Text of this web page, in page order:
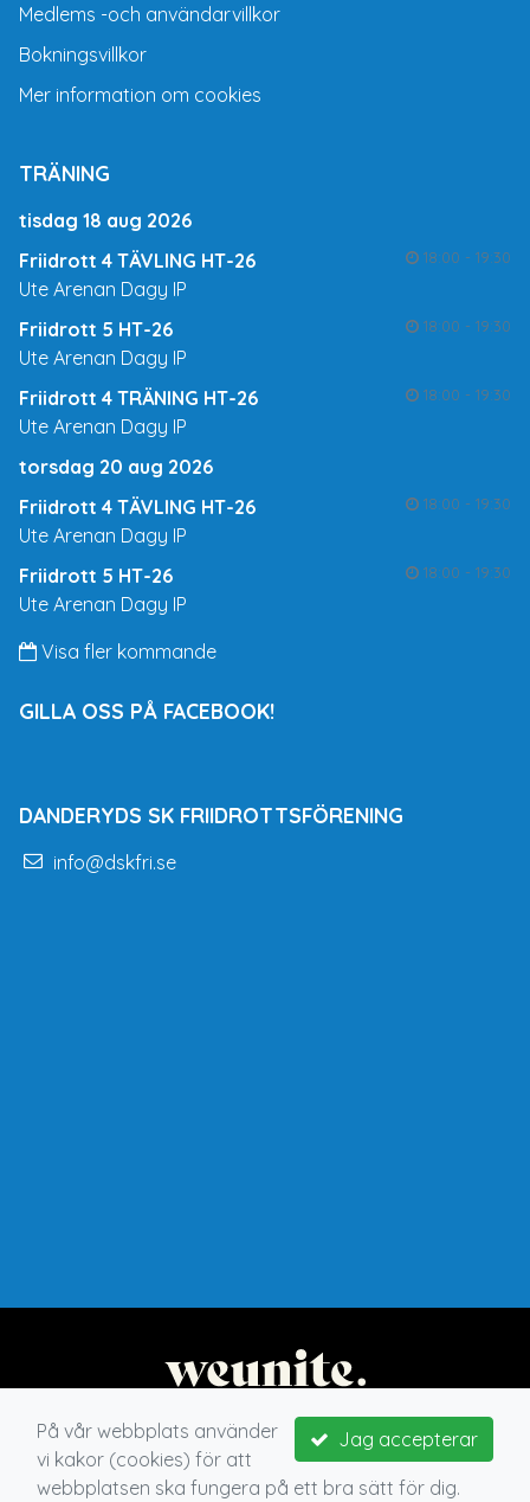
Medlems -och användarvillkor
Bokningsvillkor
Mer information om cookies
TRÄNING
tisdag 18 aug 2026
Friidrott 4 TÄVLING HT-26
18:00 - 19:30
Ute Arenan Dagy IP
Friidrott 5 HT-26
18:00 - 19:30
Ute Arenan Dagy IP
Friidrott 4 TRÄNING HT-26
18:00 - 19:30
Ute Arenan Dagy IP
torsdag 20 aug 2026
Friidrott 4 TÄVLING HT-26
18:00 - 19:30
Ute Arenan Dagy IP
Friidrott 5 HT-26
18:00 - 19:30
Ute Arenan Dagy IP
Visa fler kommande
GILLA OSS PÅ FACEBOOK!
DANDERYDS SK FRIIDROTTSFÖRENING
info@dskfri.se
Jag accepterar
På vår webbplats använder
vi kakor (cookies) för att
webbplatsen ska fungera på ett bra sätt för dig.